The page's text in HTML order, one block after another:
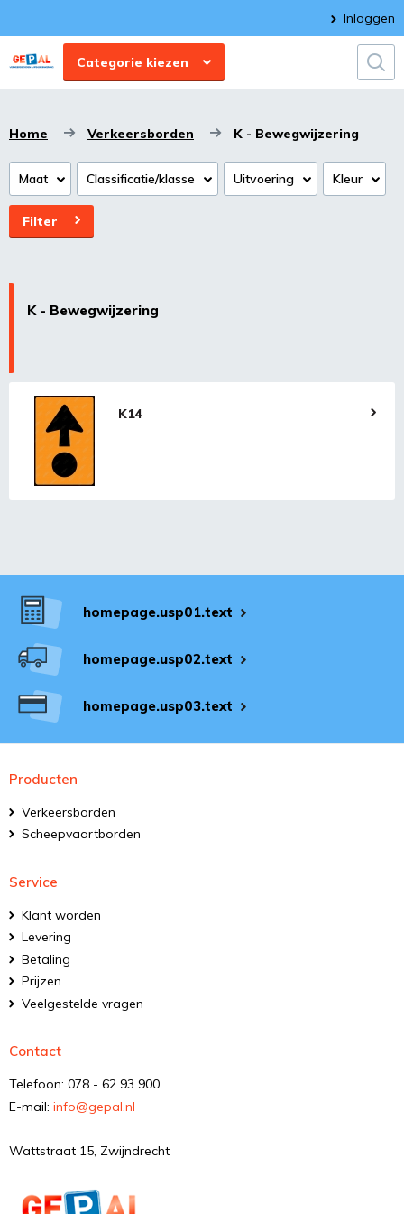
Inloggen
Categorie kiezen
Home Verkeersborden K - Bewegwijzering
Maat Classificatie/klasse Uitvoering Kleur
Filter
K - Bewegwijzering
K14
homepage.usp01.text
homepage.usp02.text
homepage.usp03.text
Producten
Verkeersborden
Scheepvaartborden
Service
Klant worden
Levering
Betaling
Prijzen
Veelgestelde vragen
Contact
Telefoon: 078 - 62 93 900
E-mail: info@gepal.nl
Wattstraat 15, Zwijndrecht